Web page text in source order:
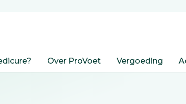
Over ProVoet Vergoeding